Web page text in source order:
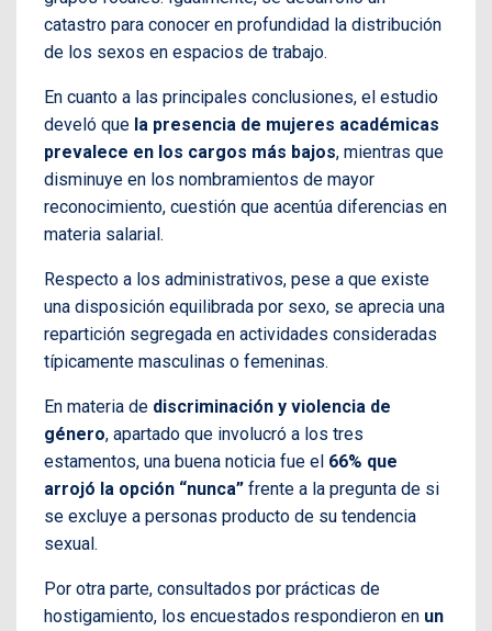
catastro para conocer en profundidad la distribución
de los sexos en espacios de trabajo.
En cuanto a las principales conclusiones, el estudio
develó que la presencia de mujeres académicas
prevalece en los cargos más bajos, mientras que
disminuye en los nombramientos de mayor
reconocimiento, cuestión que acentúa diferencias en
materia salarial.
Respecto a los administrativos, pese a que existe
una disposición equilibrada por sexo, se aprecia una
repartición segregada en actividades consideradas
típicamente masculinas o femeninas.
En materia de discriminación y violencia de
género, apartado que involucró a los tres
estamentos, una buena noticia fue el 66% que
arrojó la opción “nunca” frente a la pregunta de si
se excluye a personas producto de su tendencia
sexual.
Por otra parte, consultados por prácticas de
hostigamiento, los encuestados respondieron en un